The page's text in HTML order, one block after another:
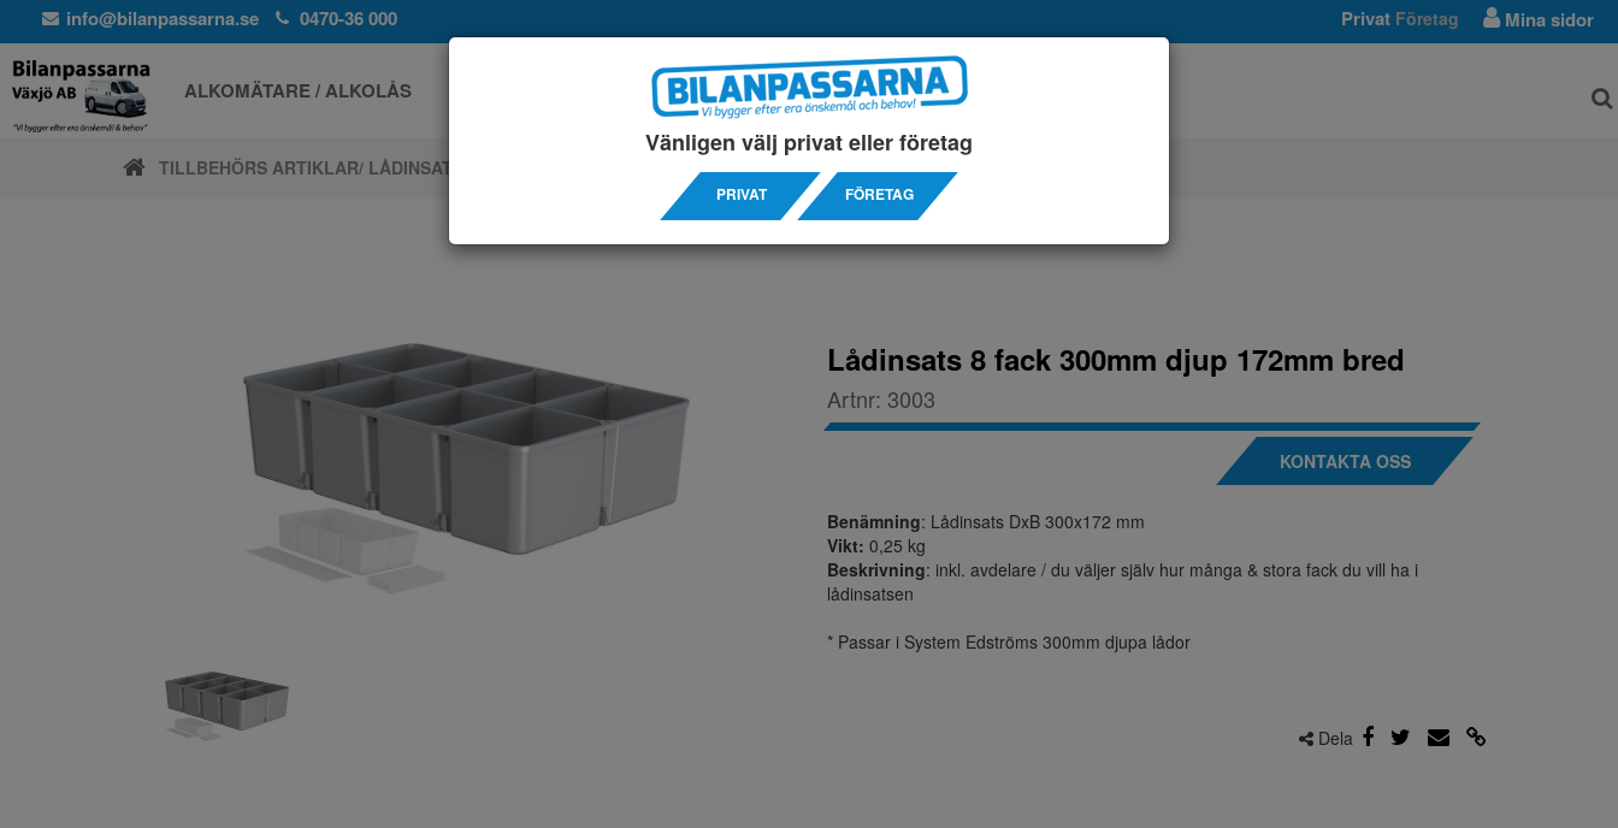
info@bilanpassarna.se 0470-36 000 Mina sidor
Privat Företag
ALKOMÄTARE / ALKOLÅS SERVICEINREDNINGAR TILLBEHÖRS ARTIKLAR
TILLBEHÖRS ARTIKLAR/ LÅDINSATSER / PLASTBACKAR
Lådinsats 8 fack 300mm djup 172mm bred
Artnr: 3003
KONTAKTA OSS
Benämning: Lådinsats DxB 300x172 mm
Vikt: 0,25 kg
Beskrivning: inkl. avdelare / du väljer själv hur många & stora fack du vill ha i
lådinsatsen
* Passar i System Edströms 300mm djupa lådor
Dela
Vänligen välj privat eller företag
PRIVAT FÖRETAG